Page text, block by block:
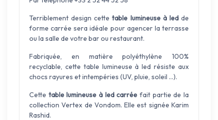
Terriblement design cettetable lumineuse à ledde
forme carrée sera idéale pour agencer la terrasse
ou la salle de votre bar ou restaurant.
Fabriquée, en matière polyéthylène 100%
recyclable, cette table lumineuse à led résiste aux
chocs rayures et intempéries (UV, pluie, soleil ...).
Cette table lumineuse à led carrée fait partie de la
collection Vertex de Vondom. Elle est signée Karim
Rashid.